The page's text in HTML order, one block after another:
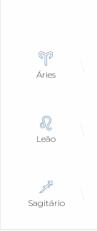
Áries
Leão
Sagitário